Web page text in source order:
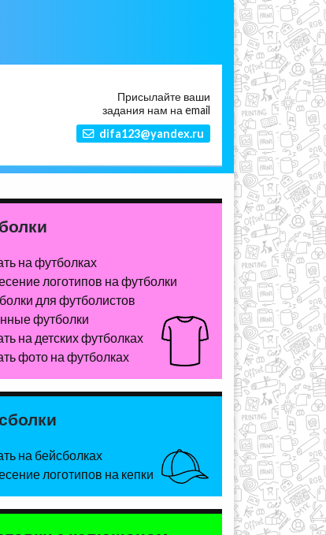
Присылайте ваши
задания нам на email
difa123@yandex.ru
на футболках
логотипов на футболки
для футболистов
футболки
на детских футболках
фото на футболках
на бейсболках
логотипов на кепки